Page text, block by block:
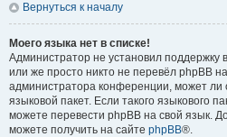
Вернуться к началу
Моего языка нет в списке!
Администратор не установил
или же просто никто не перевёл phpBB
администратора конференции, может ли
языковой пакет. Если такого языкового
можете перевести phpBB на свой язык.
можете получить на сайте phpBB®.